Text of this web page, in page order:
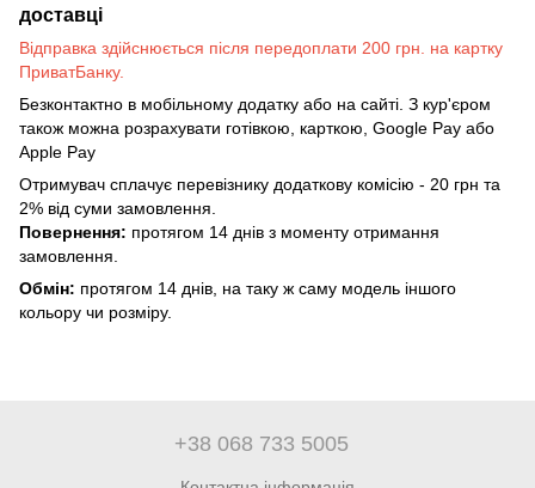
доставці
Відправка здійснюється після передоплати 200 грн. на картку
ПриватБанку.
Безконтактно в мобільному додатку або на сайті. З кур'єром
також можна розрахувати готівкою, карткою, Google Pay або
Apple Pay
Отримувач сплачує перевізнику додаткову комісію - 20 грн та
2% від суми замовлення.
Повернення: протягом 14 днів з моменту отримання
замовлення.
Обмін: протягом 14 днів, на таку ж саму модель іншого
кольору чи розміру.
+38 068 733 5005